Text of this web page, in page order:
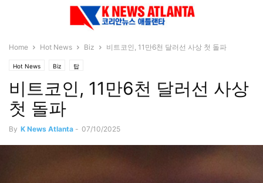
Home Hot News Biz 비트코인, 11만6천 달러선 사상 첫 돌파
Hot News Biz 탑
비트코인, 11만6천 달러선 사상
첫 돌파
By K News Atlanta - 07/10/2025